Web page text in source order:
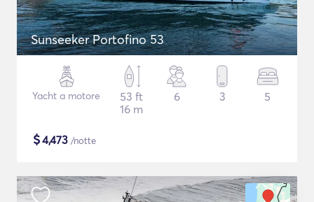
Sunseeker Portofino 53
Yacht a motore
53 ft
16 m
6 3 5
$4,473 /notte